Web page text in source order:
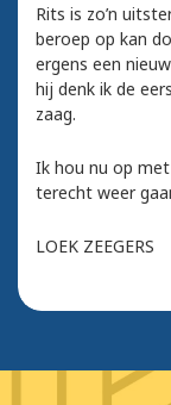
Rits is zo’n
beroep op kan
ergens een
hij denk ik de
zaag.
Ik hou nu op
terecht weer
LOEK ZEEGERS